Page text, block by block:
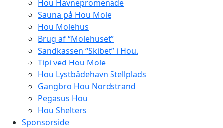
Hou Havnepromenade
Sauna på Hou Mole
Hou Molehus
Brug af “Molehuset”
Sandkassen “Skibet” i Hou.
Tipi ved Hou Mole
Hou Lystbådehavn Stellplads
Gangbro Hou Nordstrand
Pegasus Hou
Hou Shelters
Sponsorside